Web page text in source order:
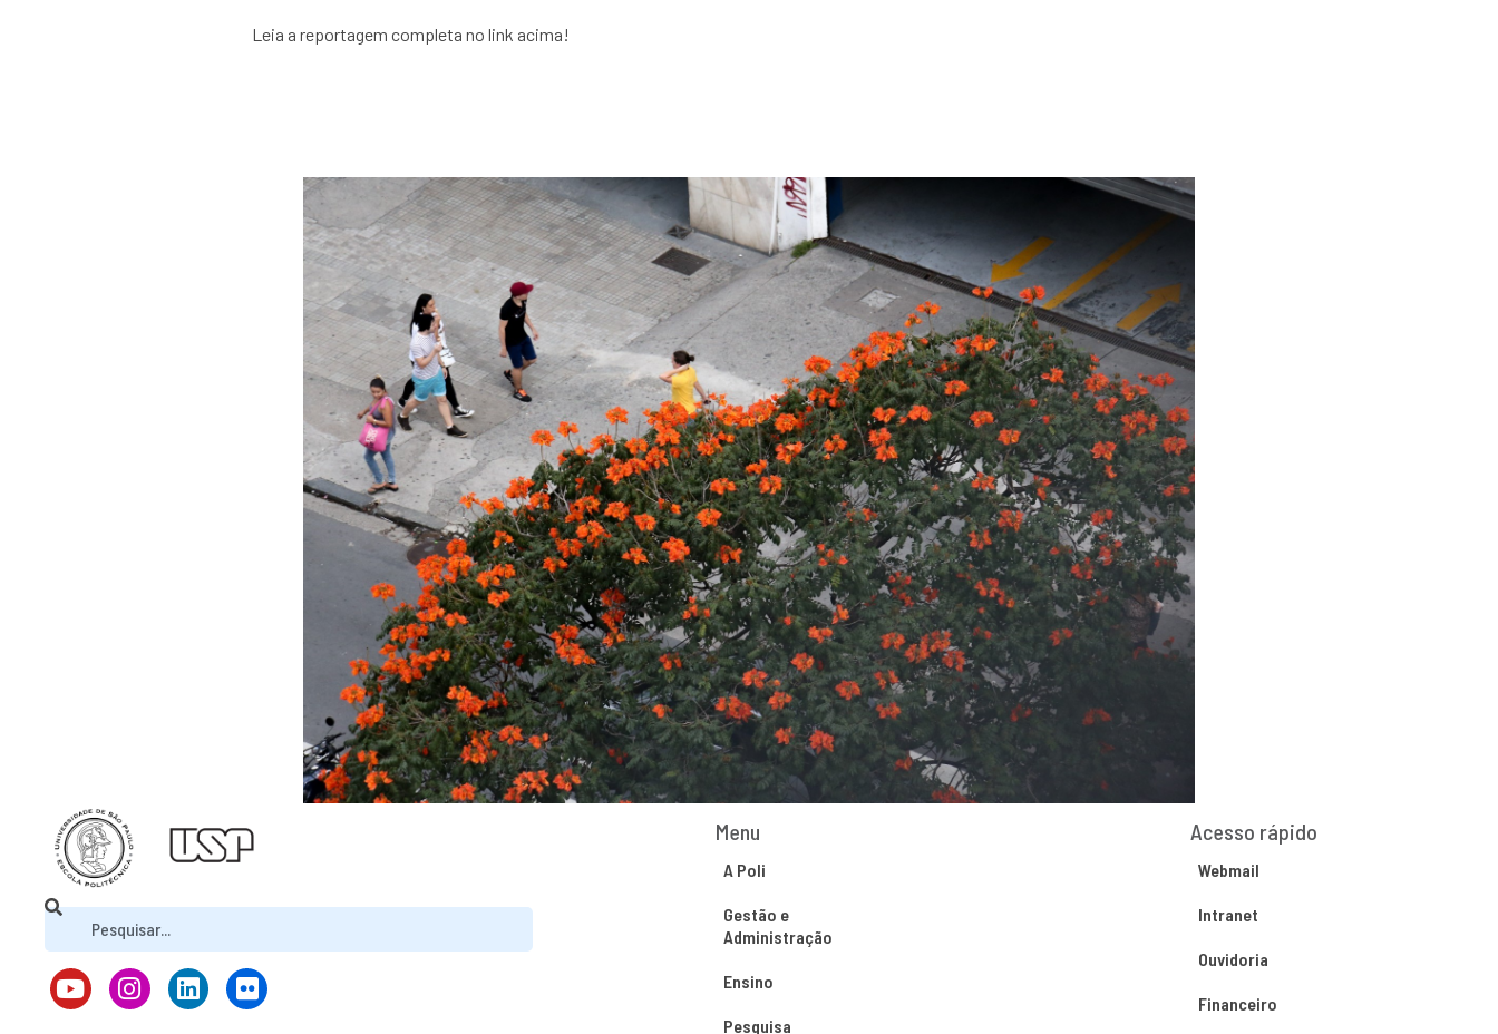
Leia a reportagem completa no link acima!
Menu
A Poli
Gestão e
Administração
Ensino
Pesquisa
Acesso rápido
Webmail
Intranet
Ouvidoria
Financeiro